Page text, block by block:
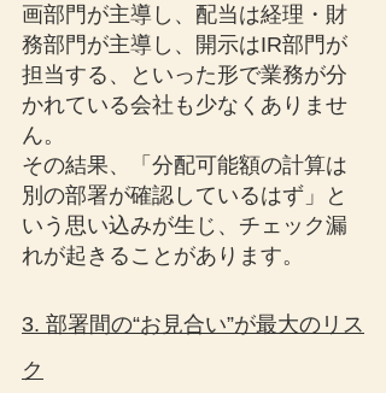
画部門が主導し、配当は経理・財
務部門が主導し、開示はIR部門が
担当する、といった形で業務が分
かれている会社も少なくありませ
ん。
その結果、「分配可能額の計算は
別の部署が確認しているはず」と
いう思い込みが生じ、チェック漏
れが起きることがあります。
3. 部署間の“お見合い”が最大のリス
ク